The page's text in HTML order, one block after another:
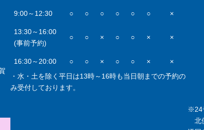
9:00～12:30 ○ ○ ○ ○ ○ ○ ×
13:30～16:00
(事前予約)
○ ○ × ○ ○ × ×
16:30～20:00 ○ ○ × ○ ○ ×
×
・水・土を除く平日は13時～16時も当日朝までの予約の
み受付しております。
※24
北